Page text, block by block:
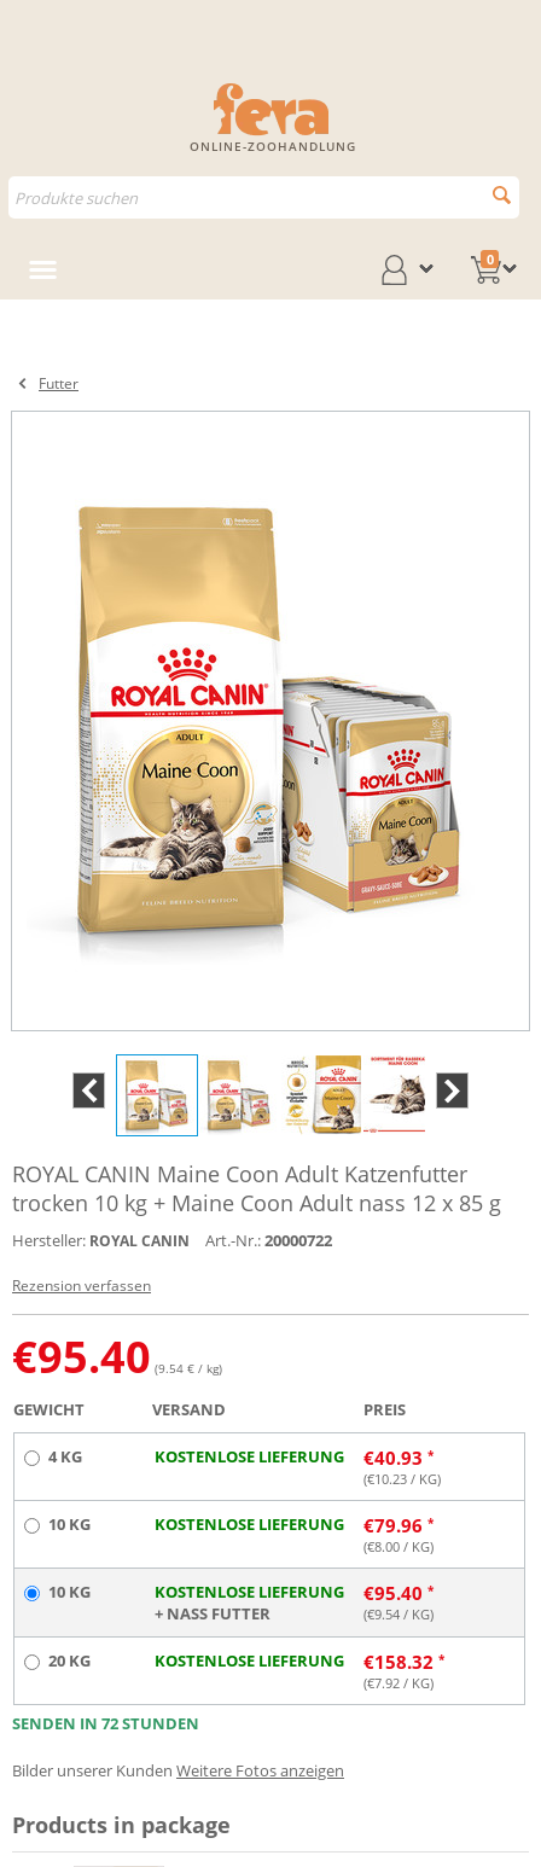
ONLINE-ZOOHANDLUNG
0
Futter
ROYAL CANIN Maine Coon Adult Katzenfutter
trocken 10 kg + Maine Coon Adult nass 12 x 85 g
Hersteller: ROYAL CANIN Art.-Nr.:20000722
Rezension verfassen
€95.40 (9.54 € / kg)
GEWICHT VERSAND PREIS
4 KG KOSTENLOSE LIEFERUNG €40.93
(€10.23 / KG)
10 KG KOSTENLOSE LIEFERUNG €79.96
(€8.00 / KG)
10 KG
KOSTENLOSE LIEFERUNG
+ NASS FUTTER
€95.40
(€9.54 / KG)
20 KG KOSTENLOSE LIEFERUNG €158.32
(€7.92 / KG)
SENDEN IN 72 STUNDEN
Bilder unserer Kunden Weitere Fotos anzeigen
Products in package